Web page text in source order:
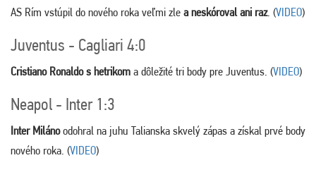
AS Rím vstúpil do nového roka veľmi zle a neskóroval ani raz. (VIDEO)
Juventus - Cagliari 4:0
Cristiano Ronaldo s hetrikom a dôležité tri body pre Juventus. (VIDEO)
Neapol - Inter 1:3
Inter Milánoodohral na juhu Talianska skvelý zápas a získal prvé body
nového roka. (VIDEO)